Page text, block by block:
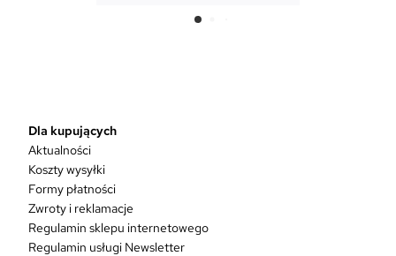
e
w
Dla kupujących
Aktualności
Koszty wysyłki
Formy płatności
Zwroty i reklamacje
Regulamin sklepu internetowego
Regulamin usługi Newsletter